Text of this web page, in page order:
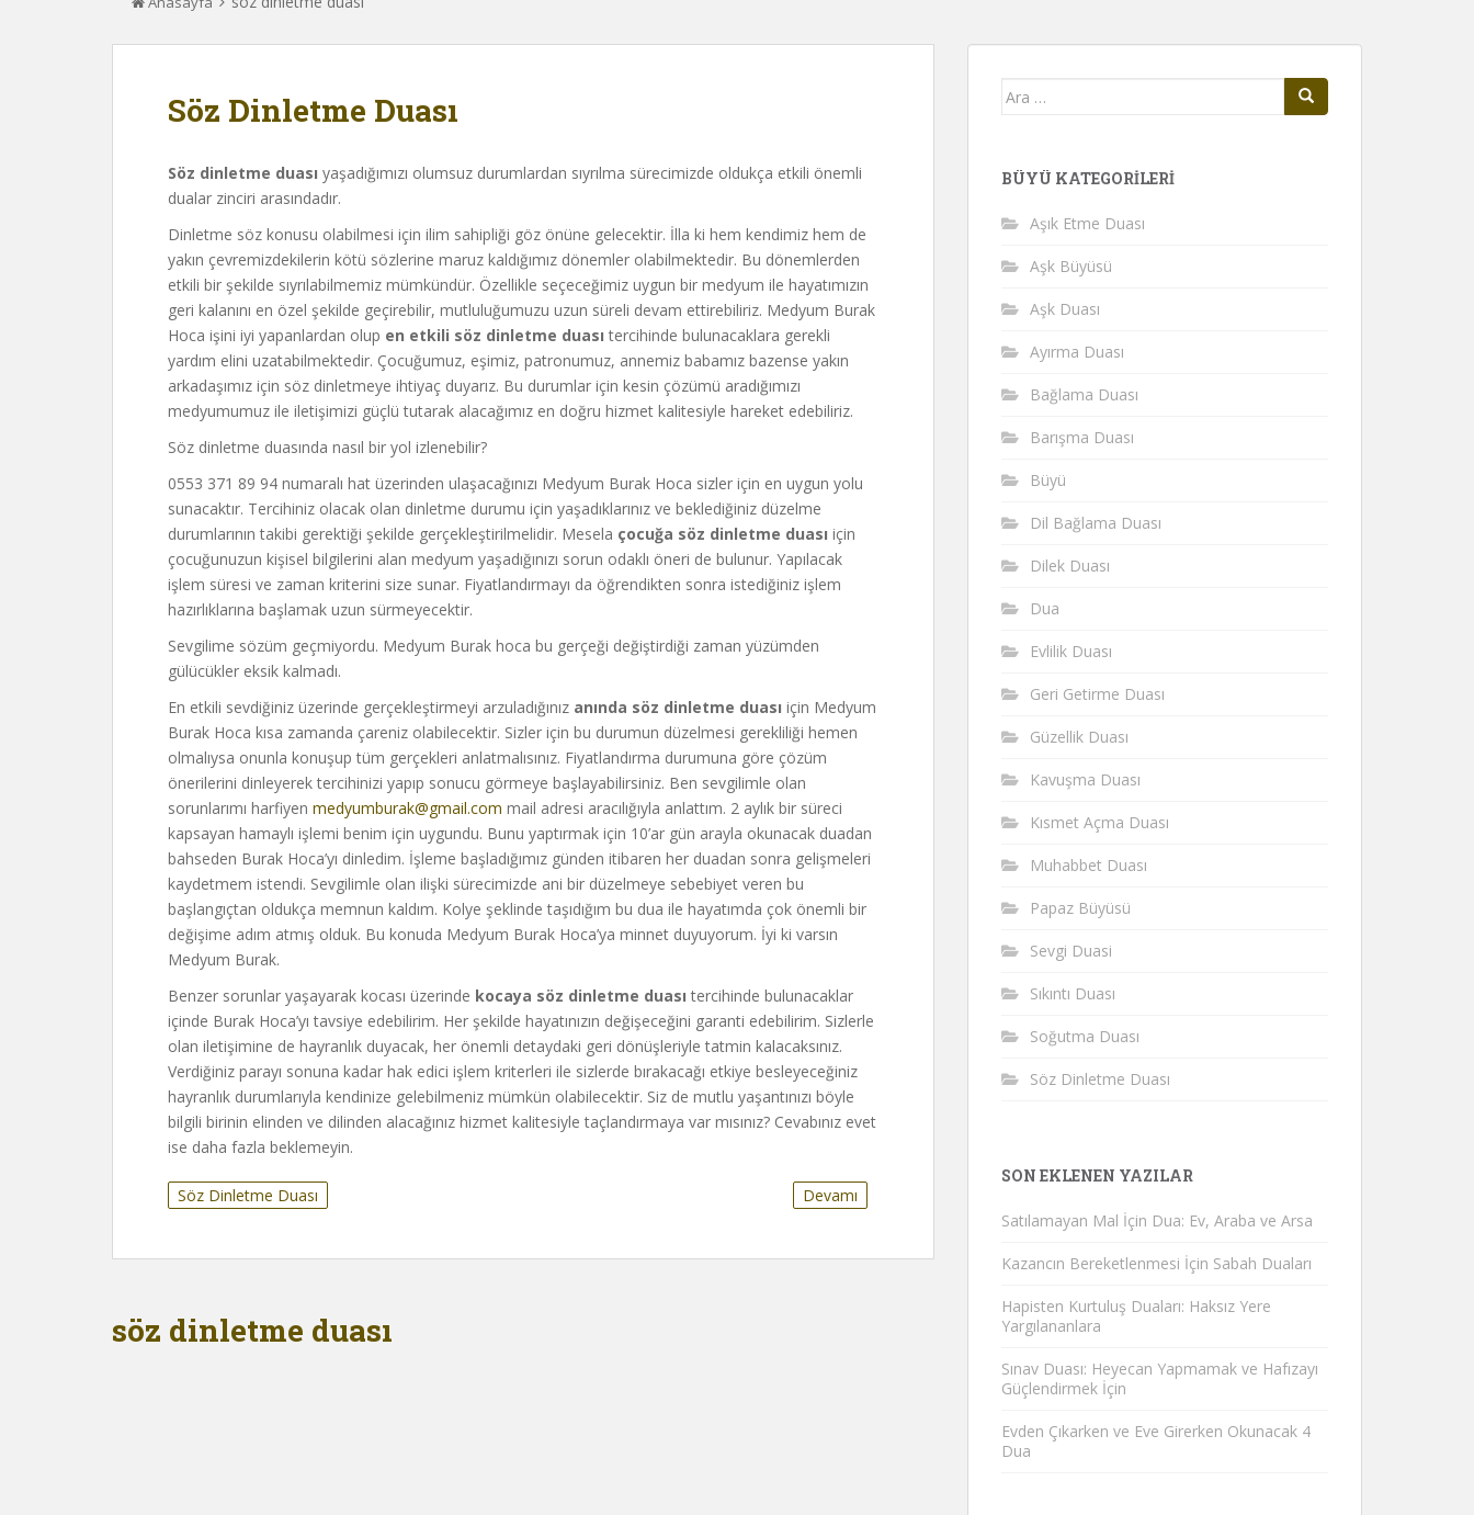
Söz Dinletme Duası
Söz dinletme duası yaşadığımızı olumsuz durumlardan sıyrılma sürecimizde oldukça etkili önemli
dualar zinciri arasındadır.
Dinletme söz konusu olabilmesi için ilim sahipliği göz önüne gelecektir. İlla ki hem kendimiz hem de
yakın çevremizdekilerin kötü sözlerine maruz kaldığımız dönemler olabilmektedir. Bu dönemlerden
etkili bir şekilde sıyrılabilmemiz mümkündür. Özellikle seçeceğimiz uygun bir medyum ile hayatımızın
geri kalanını en özel şekilde geçirebilir, mutluluğumuzu uzun süreli devam ettirebiliriz. Medyum Burak
Hoca işini iyi yapanlardan olup en etkili söz dinletme duası tercihinde bulunacaklara gerekli
yardım elini uzatabilmektedir. Çocuğumuz, eşimiz, patronumuz, annemiz babamız bazense yakın
arkadaşımız için söz dinletmeye ihtiyaç duyarız. Bu durumlar için kesin çözümü aradığımızı
medyumumuz ile iletişimizi güçlü tutarak alacağımız en doğru hizmet kalitesiyle hareket edebiliriz.
Söz dinletme duasında nasıl bir yol izlenebilir?
0553 371 89 94 numaralı hat üzerinden ulaşacağınızı Medyum Burak Hoca sizler için en uygun yolu
sunacaktır. Tercihiniz olacak olan dinletme durumu için yaşadıklarınız ve beklediğiniz düzelme
durumlarının takibi gerektiği şekilde gerçekleştirilmelidir. Mesela çocuğa söz dinletme duası için
çocuğunuzun kişisel bilgilerini alan medyum yaşadığınızı sorun odaklı öneri de bulunur. Yapılacak
işlem süresi ve zaman kriterini size sunar. Fiyatlandırmayı da öğrendikten sonra istediğiniz işlem
hazırlıklarına başlamak uzun sürmeyecektir.
Sevgilime sözüm geçmiyordu. Medyum Burak hoca bu gerçeği değiştirdiği zaman yüzümden
gülücükler eksik kalmadı.
En etkili sevdiğiniz üzerinde gerçekleştirmeyi arzuladığınız anında söz dinletme duası için Medyum
Burak Hoca kısa zamanda çareniz olabilecektir. Sizler için bu durumun düzelmesi gerekliliği hemen
olmalıysa onunla konuşup tüm gerçekleri anlatmalısınız. Fiyatlandırma durumuna göre çözüm
önerilerini dinleyerek tercihinizi yapıp sonucu görmeye başlayabilirsiniz. Ben sevgilimle olan
sorunlarımı harfiyen medyumburak@gmail.com mail adresi aracılığıyla anlattım. 2 aylık bir süreci
kapsayan hamaylı işlemi benim için uygundu. Bunu yaptırmak için 10’ar gün arayla okunacak duadan
bahseden Burak Hoca’yı dinledim. İşleme başladığımız günden itibaren her duadan sonra gelişmeleri
kaydetmem istendi. Sevgilimle olan ilişki sürecimizde ani bir düzelmeye sebebiyet veren bu
başlangıçtan oldukça memnun kaldım. Kolye şeklinde taşıdığım bu dua ile hayatımda çok önemli bir
değişime adım atmış olduk. Bu konuda Medyum Burak Hoca’ya minnet duyuyorum. İyi ki varsın
Medyum Burak.
Benzer sorunlar yaşayarak kocası üzerinde kocaya söz dinletme duası tercihinde bulunacaklar
içinde Burak Hoca’yı tavsiye edebilirim. Her şekilde hayatınızın değişeceğini garanti edebilirim. Sizlerle
olan iletişimine de hayranlık duyacak, her önemli detaydaki geri dönüşleriyle tatmin kalacaksınız.
Verdiğiniz parayı sonuna kadar hak edici işlem kriterleri ile sizlerde bırakacağı etkiye besleyeceğiniz
hayranlık durumlarıyla kendinize gelebilmeniz mümkün olabilecektir. Siz de mutlu yaşantınızı böyle
bilgili birinin elinden ve dilinden alacağınız hizmet kalitesiyle taçlandırmaya var mısınız? Cevabınız evet
ise daha fazla beklemeyin.
Devamı
Söz Dinletme Duası
söz dinletme duası
Arama
BÜYÜ KATEGORILERI
Aşık Etme Duası
Aşk Büyüsü
Aşk Duası
Ayırma Duası
Bağlama Duası
Barışma Duası
Büyü
Dil Bağlama Duası
Dilek Duası
Dua
Evlilik Duası
Geri Getirme Duası
Güzellik Duası
Kavuşma Duası
Kısmet Açma Duası
Muhabbet Duası
Papaz Büyüsü
Sevgi Duasi
Sıkıntı Duası
Soğutma Duası
Söz Dinletme Duası
SON EKLENEN YAZILAR
Satılamayan Mal İçin Dua: Ev, Araba ve Arsa
Kazancın Bereketlenmesi İçin Sabah Duaları
Hapisten Kurtuluş Duaları: Haksız Yere
Yargılananlara
Sınav Duası: Heyecan Yapmamak ve Hafızayı
Güçlendirmek İçin
Evden Çıkarken ve Eve Girerken Okunacak 4
Dua